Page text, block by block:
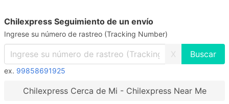
Chilexpress Seguimiento de un envío
Ingrese su número de rastreo (Tracking Number)
X
ex. 99858691925
Chilexpress Cerca de Mi - Chilexpress Near Me